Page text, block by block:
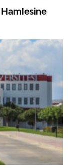
Hamlesine